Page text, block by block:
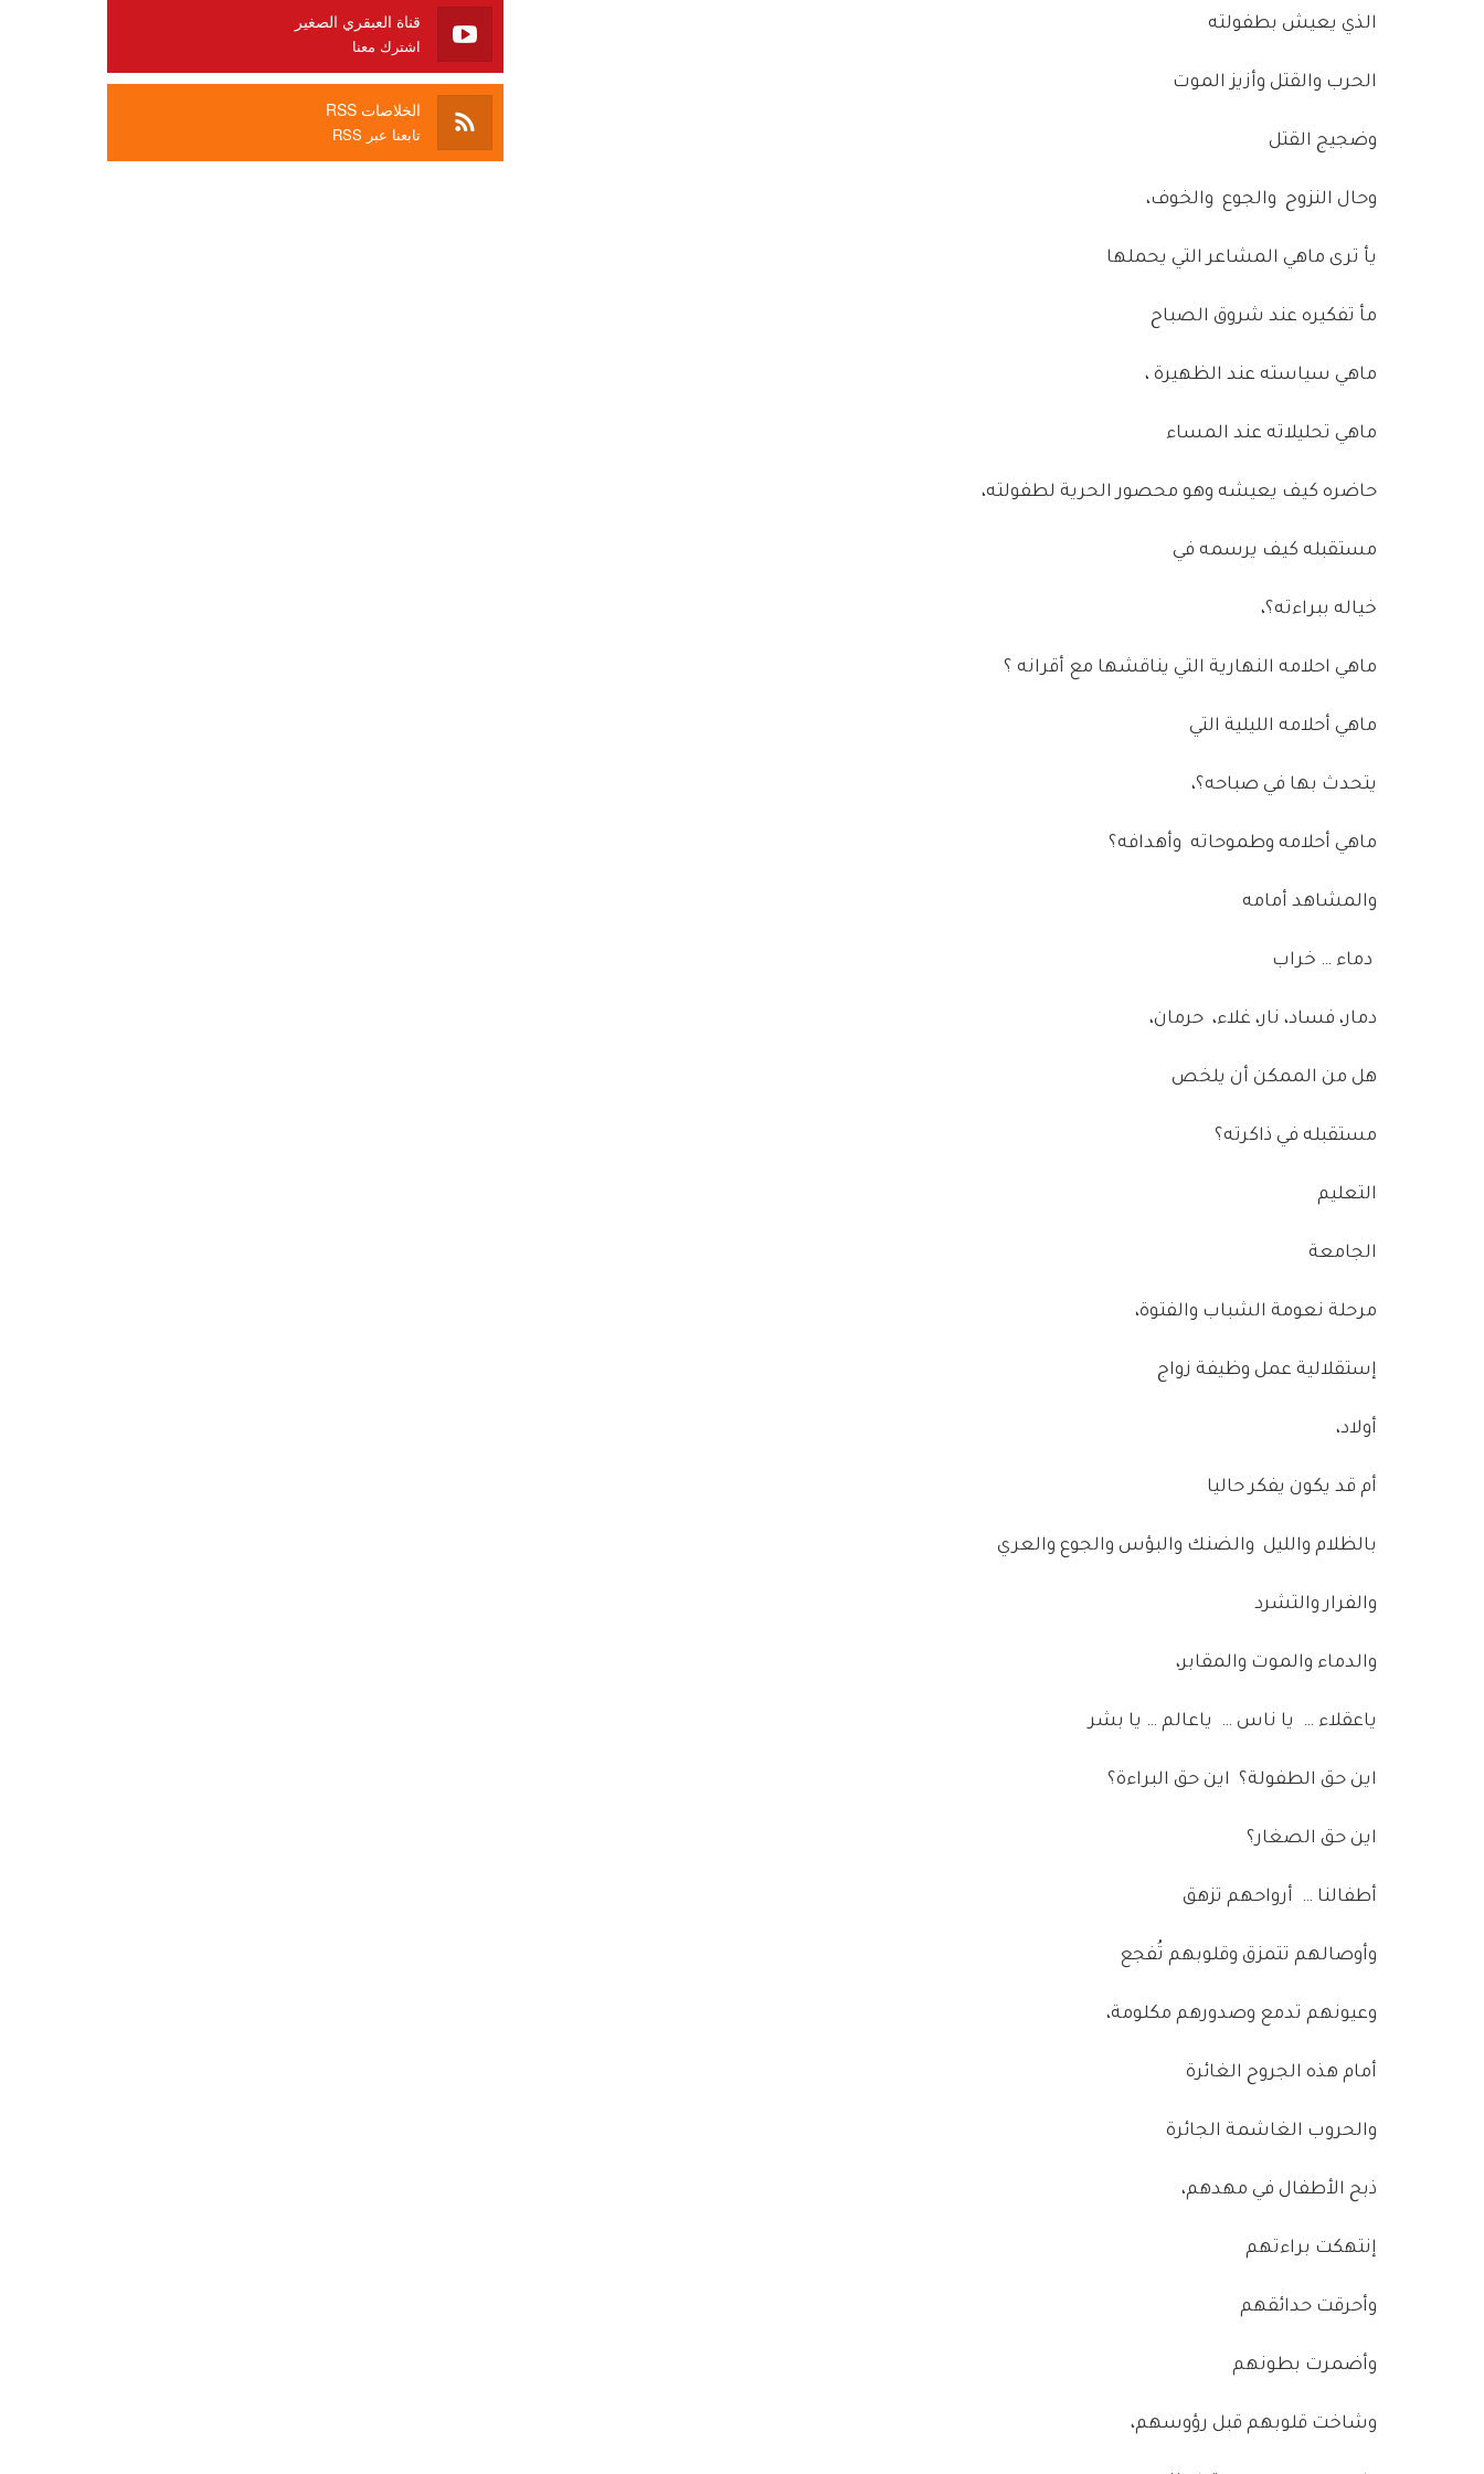
الذي يعيش بطفولته
الحرب والقتل وأزيز الموت
وضجيج القتل
وحال النزوح والجوع والخوف،
يأ ترى ماهي المشاعر التي يحملها
مأ تفكيره عند شروق الصباح
ماهي سياسته عند الظهيرة ،
ماهي تحليلاته عند المساء
حاضره كيف يعيشه وهو محصور الحرية لطفولته،
مستقبله كيف يرسمه في
خياله ببراءته؟،
ماهي احلامه النهارية التي يناقشها مع أقرانه ؟
ماهي أحلامه الليلية التي
يتحدث بها في صباحه؟،
ماهي أحلامه وطموحاته وأهدافه؟
والمشاهد أمامه
دماء … خراب
دمار، فساد، نار، غلاء، حرمان،
هل من الممكن أن يلخص
مستقبله في ذاكرته؟
التعليم
الجامعة
مرحلة نعومة الشباب والفتوة،
إستقلالية عمل وظيفة زواج
أولاد،
أم قد يكون يفكر حاليا
بالظلام والليل والضنك والبؤس والجوع والعري
والفرار والتشرد
والدماء والموت والمقابر،
ياعقلاء … يا ناس … ياعالم … يا بشر
اين حق الطفولة؟ اين حق البراءة؟
اين حق الصغار؟
أطفالنا … أرواحهم تزهق
وأوصالهم تتمزق وقلوبهم تُفجع
وعيونهم تدمع وصدورهم مكلومة،
أمام هذه الجروح الغائرة
والحروب الغاشمة الجائرة
ذبح الأطفال في مهدهم،
إنتهكت براءتهم
وأحرقت حدائقهم
وأضمرت بطونهم
وشاخت قلوبهم قبل رؤوسهم،
قناة العبقري الصغير
اشترك معنا
الخلاصات RSS
تابعنا عبر RSS